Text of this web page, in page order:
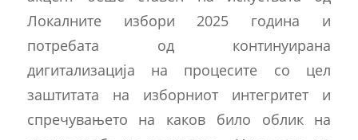
Локалните избори 2025 година и
потребата од континуирана
дигитализација на процесите со цел
заштитата на изборниот интегритет и
спречувањето на каков било облик на